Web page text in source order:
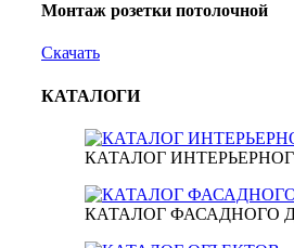
Монтаж розетки потолочной
Скачать
КАТАЛОГИ
КАТАЛОГ
КАТАЛОГ ФАСАДНОГО